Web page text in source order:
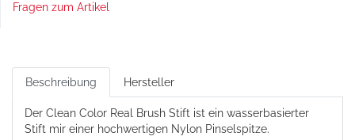
Fragen zum Artikel
Beschreibung Hersteller
Der Clean Color Real Brush Stift ist ein wasserbasierter
Stift mir einer hochwertigen Nylon Pinselspitze.